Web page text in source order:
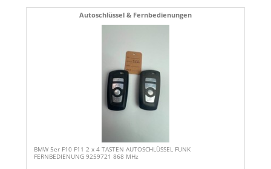
Autoschlüssel & Fernbedienungen
BMW 5er F10 F11 2 x 4 TASTEN AUTOSCHLÜSSEL FUNK
FERNBEDIENUNG 9259721 868 MHz